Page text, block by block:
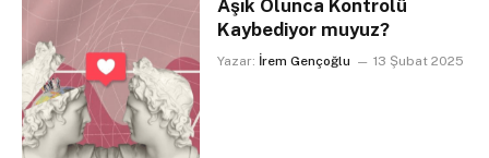
Aşık Olunca Kontrolü
Kaybediyor muyuz?
Yazar: İrem Gençoğlu 13 Şubat 2025